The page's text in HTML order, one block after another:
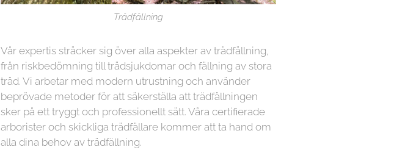
Trädfällning
Vår expertis sträcker sig över alla aspekter av trädfällning,
från riskbedömning till trädsjukdomar och fällning av stora
träd. Vi arbetar med modern utrustning och använder
beprövade metoder för att säkerställa att trädfällningen
sker på ett tryggt och professionellt sätt. Våra certifierade
arborister och skickliga trädfällare kommer att ta hand om
alla dina behov av trädfällning.